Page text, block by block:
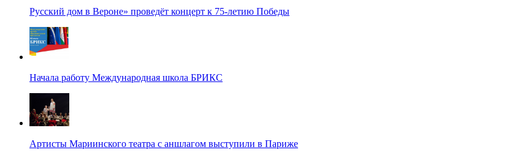
Русский дом в Вероне» проведёт концерт к 75-летию Победы
Начала работу Международная школа БРИКС
Артисты Мариинского театра с аншлагом выступили в Париже